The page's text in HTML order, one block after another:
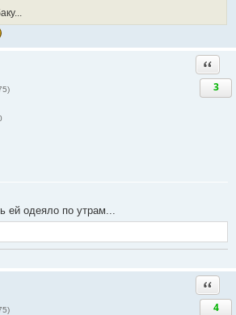
3
ей одеяло по утрам...
4